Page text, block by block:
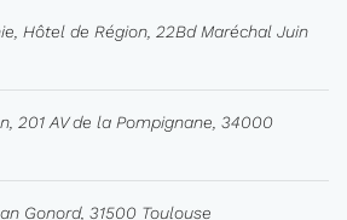
Hôtel de Région, 22Bd Maréchal Juin
201 AV de la Pompignane, 34000
Gonord, 31500 Toulouse